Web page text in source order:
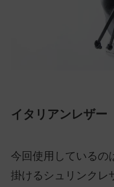
イタリアンレザ
今回使用しているの
掛けるシュリンクレ